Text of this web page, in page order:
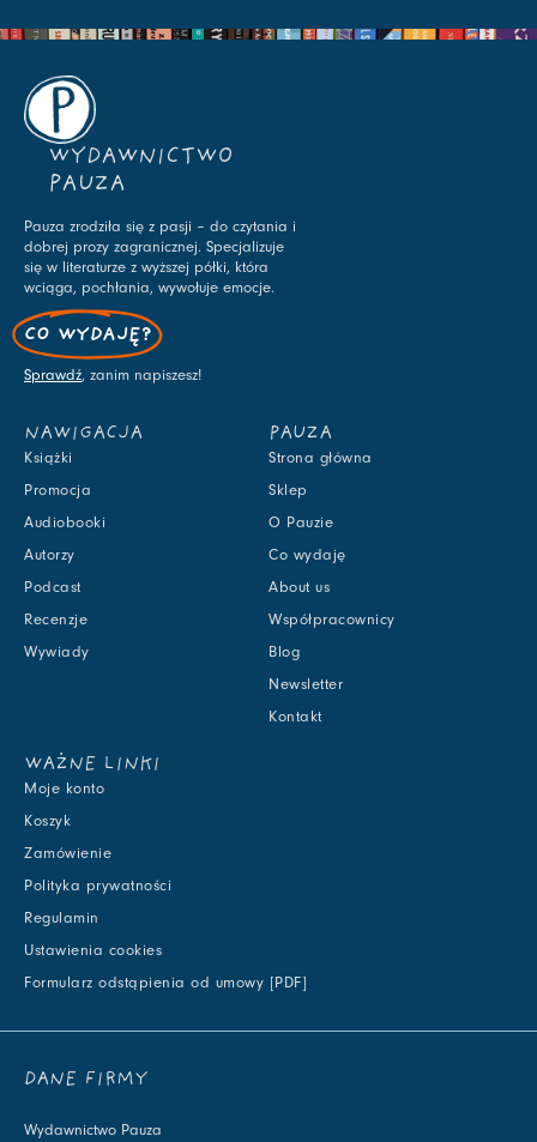
WYDAWNICTWO
PAUZA
Pauza zrodziła się z pasji – do czytania i
dobrej prozy zagranicznej. Specjalizuje
się w literaturze z wyższej półki, która
wciąga, pochłania, wywołuje emocje.
CO WYDAJĘ?
Sprawdź, zanim napiszesz!
NAWIGACJA
Książki
Promocja
Audiobooki
Autorzy
Podcast
Recenzje
Wywiady
PAUZA
Strona główna
Sklep
O Pauzie
Co wydaję
About us
Współpracownicy
Blog
Newsletter
Kontakt
WAŻNE LINKI
Moje konto
Koszyk
Zamówienie
Polityka prywatności
Regulamin
Ustawienia cookies
Formularz odstąpienia od umowy [PDF]
DANE FIRMY
Wydawnictwo Pauza